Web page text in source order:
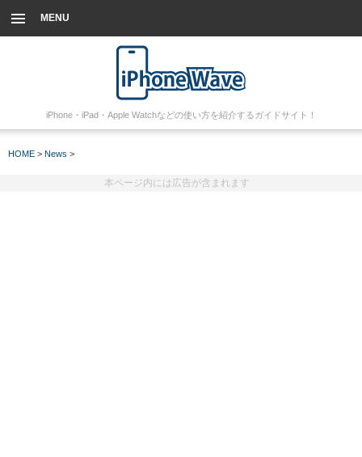
MENU
iPhone・iPad・Apple Watchなどの使い方を紹介するガイドサイト！
HOME > News >
本ページ内には広告が含まれます